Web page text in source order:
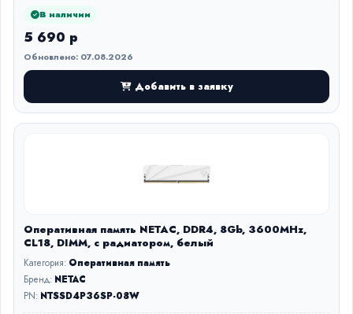
В наличии
5 690 р
Обновлено: 07.08.2026
Добавить в заявку
Оперативная память NETAC, DDR4, 8Gb, 3600MHz,
CL18, DIMM, с радиатором, белый
Категория: Оперативная память
Бренд: NETAC
PN: NTSSD4P36SP-08W